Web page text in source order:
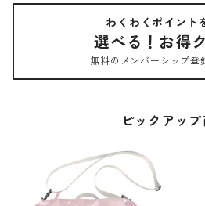
わくわくポイント
選べる！お得
無料のメンバーシップ登
ピックアップ